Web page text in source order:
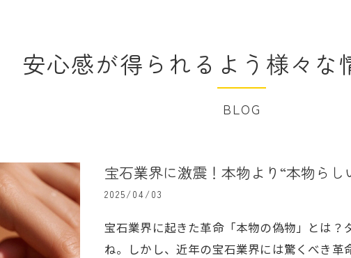
安心感が得られるよう様々な
BLOG
宝石業界に激震！本物より“本物らし
2025/04/03
宝石業界に起きた革命「本物の偽物」とは
ね。しかし、近年の宝石業界には驚くべき